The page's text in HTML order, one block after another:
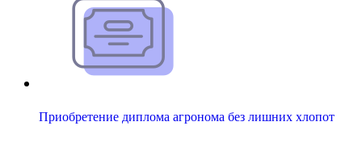
Приобретение диплома агронома без лишних хлопот